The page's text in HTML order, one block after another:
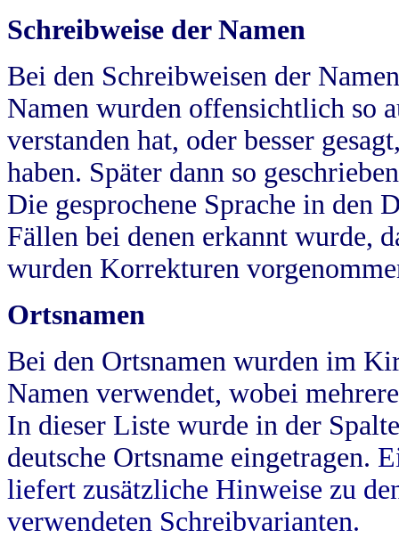
Schreibweise der Namen
Bei den Schreibweisen der
Namen wurden offensichtlich so
verstanden hat, oder besser
haben. Später dann so
Die gesprochene Sprache in
Fällen bei denen erkannt wurde,
wurden Korrekturen
Ortsnamen
Bei den Ortsnamen wurden im
Namen verwendet, wobei
In dieser Liste wurde in der
deutsche Ortsname eingetragen.
liefert zusätzliche Hinweise zu
verwendeten Schreibvarianten.